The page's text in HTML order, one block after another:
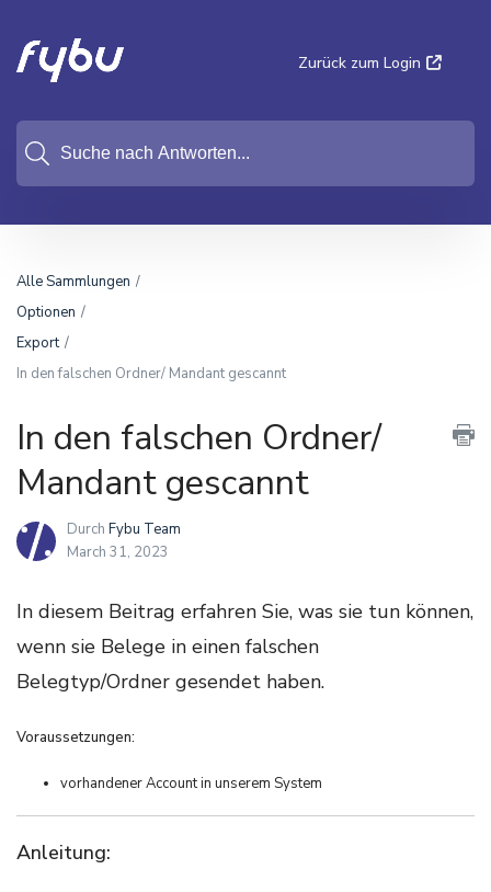
Zurück zum Login
Alle Sammlungen
Optionen
Export
In den falschen Ordner/ Mandant gescannt
In den falschen Ordner/
Mandant gescannt
Durch Fybu Team
March 31, 2023
In diesem Beitrag erfahren Sie, was sie tun können,
wenn sie Belege in einen falschen
Belegtyp/Ordner gesendet haben.
Voraussetzungen:
vorhandener Account in unserem System
Anleitung: